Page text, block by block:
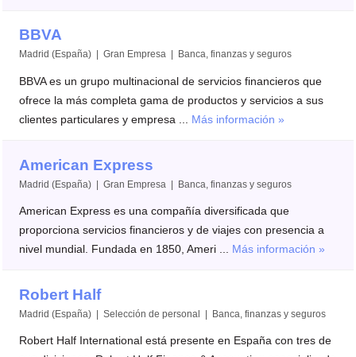
BBVA
Madrid (España) | Gran Empresa | Banca, finanzas y seguros
BBVA es un grupo multinacional de servicios financieros que
ofrece la más completa gama de productos y servicios a sus
clientes particulares y empresa ... Más información »
American Express
Madrid (España) | Gran Empresa | Banca, finanzas y seguros
American Express es una compañía diversificada que
proporciona servicios financieros y de viajes con presencia a
nivel mundial. Fundada en 1850, Ameri ... Más información »
Robert Half
Madrid (España) | Selección de personal | Banca, finanzas y seguros
Robert Half International está presente en España con tres de